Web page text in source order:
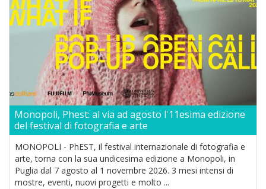
Monopoli, Phest: al via ad agosto l'11esima edizione
del festival di fotografia e arte
MONOPOLI - PhEST, il festival internazionale di fotografia e
arte, torna con la sua undicesima edizione a Monopoli, in
Puglia dal 7 agosto al 1 novembre 2026. 3 mesi intensi di
mostre, eventi, nuovi progetti e molto ...